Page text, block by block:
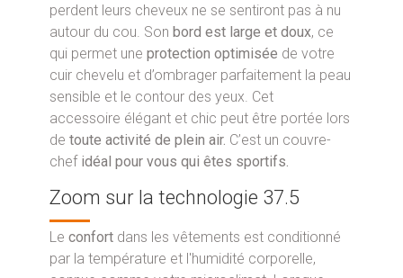
perdent leurs cheveux ne se sentiront pas à nu
autour du cou. Son bord est large et doux, ce
qui permet une protection optimisée de votre
cuir chevelu et d’ombrager parfaitement la peau
sensible et le contour des yeux. Cet
accessoire élégant et chic peut être portée lors
de toute activité de plein air. C’est un couvre-
chef idéal pour vous qui êtes sportifs.
Zoom sur la technologie 37.5
Le confort dans les vêtements est conditionné
par la température et l'humidité corporelle,